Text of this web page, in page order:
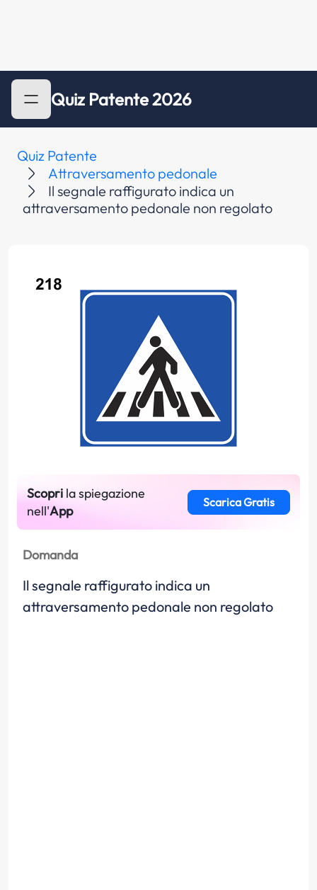
Quiz Patente 2026
Quiz Patente
Attraversamento pedonale
Il segnale raffigurato indica un
attraversamento pedonale non regolato
Scopri la spiegazione
nell'App
Scarica Gratis
Domanda
Il segnale raffigurato indica un
attraversamento pedonale non regolato